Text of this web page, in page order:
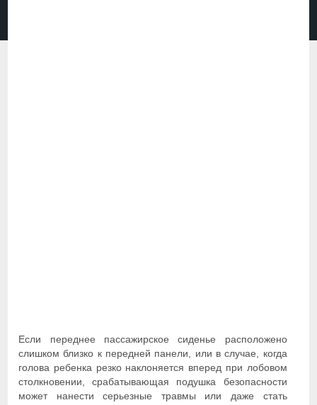
Если переднее пассажирское сиденье расположено
слишком близко к передней панели, или в случае, когда
голова ребенка резко наклоняется вперед при лобовом
столкновении, срабатывающая подушка безопасности
может нанести серьезные травмы или даже стать